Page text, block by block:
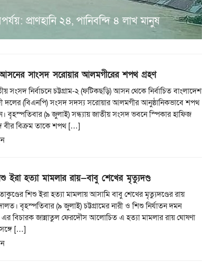
প্রাণহানি ২৪, পানিবন্দি ৪ লাখ মানুষ
সাংসদ সরোয়ার আলমগীরের শপথ গ্রহণ
সংসদ নির্বাচনে চট্টগ্রাম-২ (ফটিকছড়ি) আসন থেকে নির্বাচিত বাংলাদেশ
দলের (বিএনপি) সংসদ সদস্য সরোয়ার আলমগীর আনুষ্ঠানিকভাবে শপথ
বৃহস্পতিবার (৯ জুলাই) সন্ধ্যায় জাতীয় সংসদ ভবনে স্পিকার হাফিজ
বীর বিক্রম তাকে শপথ […]
ইরা হত্যা মামলার রায়—বাবু শেখের মৃত্যুদণ্ড
শিশু ইরা হত্যা মামলায় আসামি বাবু শেখের মৃত্যুদণ্ডের রায়
বৃহস্পতিবার (৯ জুলাই) চট্টগ্রামের নারী ও শিশু নির্যাতন দমন
এর বিচারক জান্নাতুল ফেরদৌস আলোচিত এ হত্যা মামলার রায় ঘোষণা
[…]